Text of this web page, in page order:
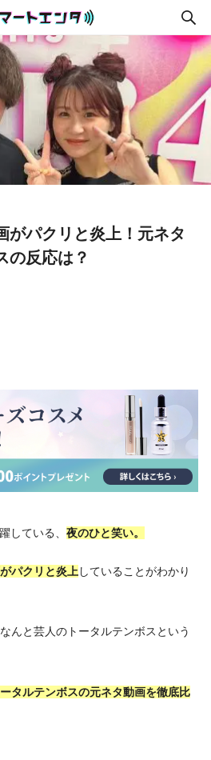
がパクリと炎上！元ネタ
の反応は？
している、 夜のひと笑い。
パクリと炎上 していることがわかり
んと芸人のトータルテンボスという
タルテンボスの元ネタ動画を徹底比